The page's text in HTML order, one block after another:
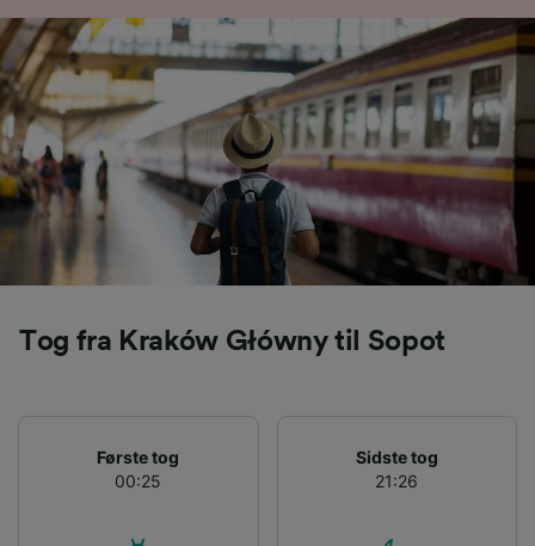
Tog fra Kraków Główny til Sopot
Første tog
00:25
Sidste tog
21:26
Bruge præcise geografiske
placeringsoplysninger. Aktivt scanne
enhedskarakteristika til identifikation.
Opbevare og/eller tilgå oplysninger på en
enhed. Tilpasset annoncering og indhold,
annoncerings- og indholdsmåling,
målgruppeundersøgelser og udvikling af
tjenester.
Liste over partnere (leverandører)